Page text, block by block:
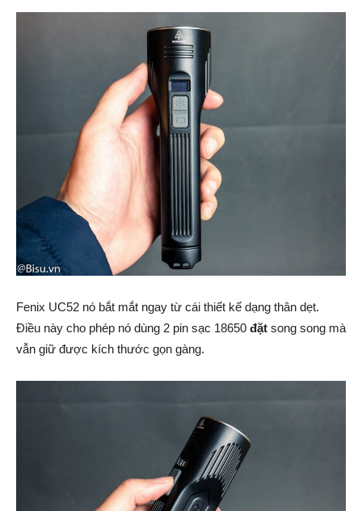
Fenix UC52 nó bắt mắt ngay từ cái thiết kế dạng thân dẹt.
Điều này cho phép nó dùng 2 pin sạc 18650 đặt song song mà
vẫn giữ được kích thước gọn gàng.